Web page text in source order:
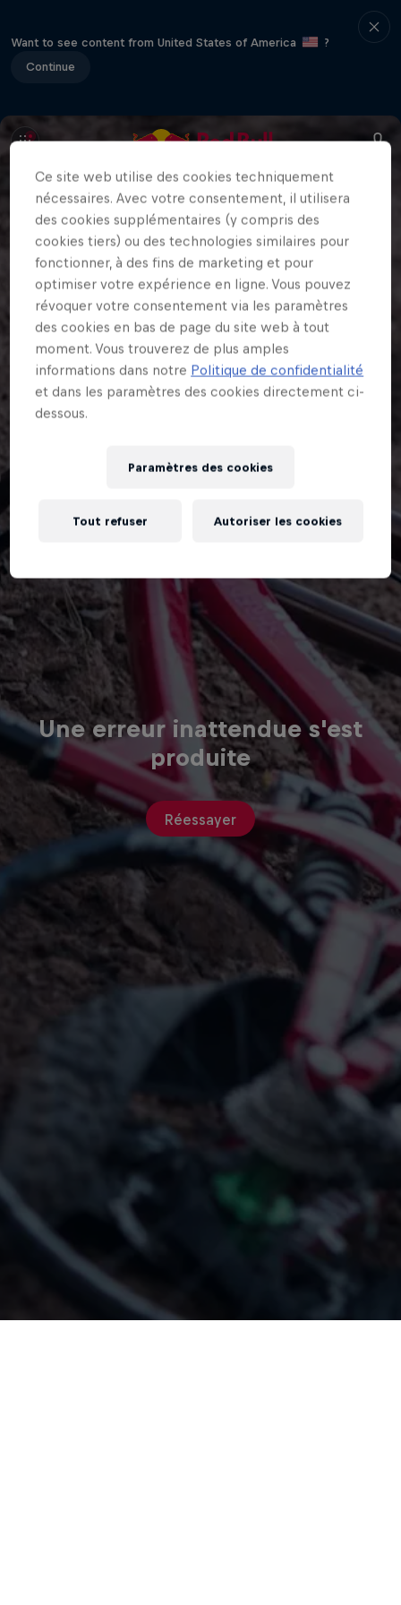
Want to see content from United States of America
?
Continue
Une erreur inattendue s'est
produite
Réessayer
Ce site web utilise des cookies techniquement
nécessaires. Avec votre consentement, il utilisera
des cookies supplémentaires (y compris des
cookies tiers) ou des technologies similaires pour
fonctionner, à des fins de marketing et pour
optimiser votre expérience en ligne. Vous pouvez
révoquer votre consentement via les paramètres
des cookies en bas de page du site web à tout
moment. Vous trouverez de plus amples
informations dans notre Politique de confidentialité
et dans les paramètres des cookies directement ci-
dessous.
Paramètres des cookies
Tout refuser Autoriser les cookies